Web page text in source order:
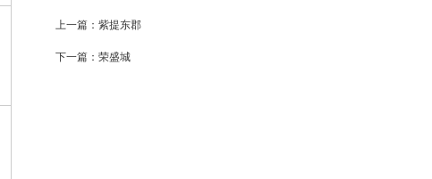
上一篇：紫提东郡
下一篇：荣盛城